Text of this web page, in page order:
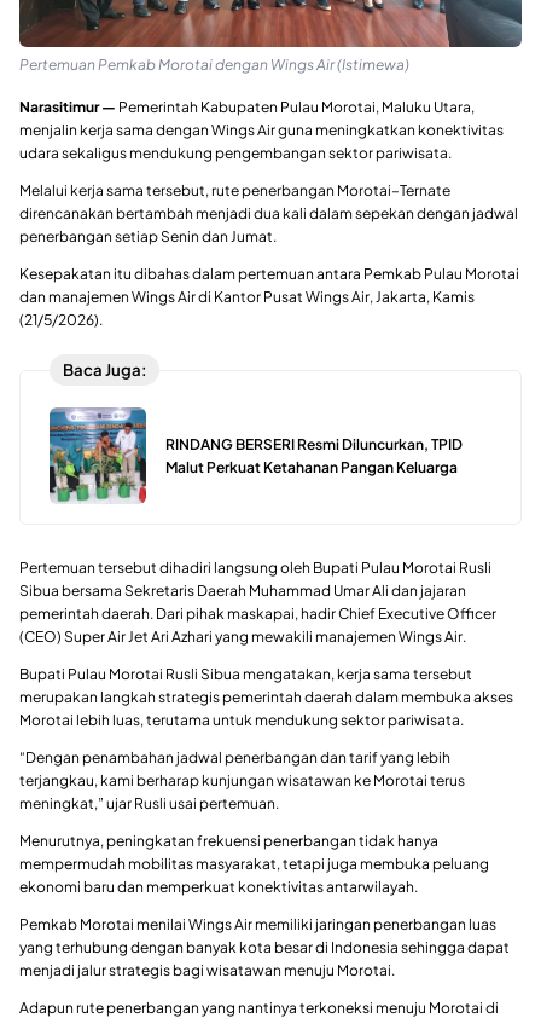
Pertemuan Pemkab Morotai dengan Wings Air (Istimewa)
Narasitimur — Pemerintah Kabupaten Pulau Morotai, Maluku Utara,
menjalin kerja sama dengan Wings Air guna meningkatkan konektivitas
udara sekaligus mendukung pengembangan sektor pariwisata.
Melalui kerja sama tersebut, rute penerbangan Morotai–Ternate
direncanakan bertambah menjadi dua kali dalam sepekan dengan jadwal
penerbangan setiap Senin dan Jumat.
Kesepakatan itu dibahas dalam pertemuan antara Pemkab Pulau Morotai
dan manajemen Wings Air di Kantor Pusat Wings Air, Jakarta, Kamis
(21/5/2026).
Baca Juga:
RINDANG BERSERI Resmi Diluncurkan, TPID
Malut Perkuat Ketahanan Pangan Keluarga
Pertemuan tersebut dihadiri langsung oleh Bupati Pulau Morotai Rusli
Sibua bersama Sekretaris Daerah Muhammad Umar Ali dan jajaran
pemerintah daerah. Dari pihak maskapai, hadir Chief Executive Officer
(CEO) Super Air Jet Ari Azhari yang mewakili manajemen Wings Air.
Bupati Pulau Morotai Rusli Sibua mengatakan, kerja sama tersebut
merupakan langkah strategis pemerintah daerah dalam membuka akses
Morotai lebih luas, terutama untuk mendukung sektor pariwisata.
“Dengan penambahan jadwal penerbangan dan tarif yang lebih
terjangkau, kami berharap kunjungan wisatawan ke Morotai terus
meningkat,” ujar Rusli usai pertemuan.
Menurutnya, peningkatan frekuensi penerbangan tidak hanya
mempermudah mobilitas masyarakat, tetapi juga membuka peluang
ekonomi baru dan memperkuat konektivitas antarwilayah.
Pemkab Morotai menilai Wings Air memiliki jaringan penerbangan luas
yang terhubung dengan banyak kota besar di Indonesia sehingga dapat
menjadi jalur strategis bagi wisatawan menuju Morotai.
Adapun rute penerbangan yang nantinya terkoneksi menuju Morotai di